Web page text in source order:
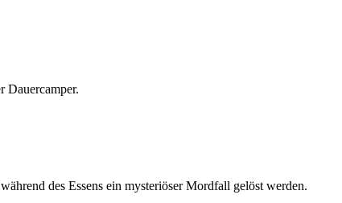
Dauercamper.
des Essens ein mysteriöser Mordfall gelöst werden.